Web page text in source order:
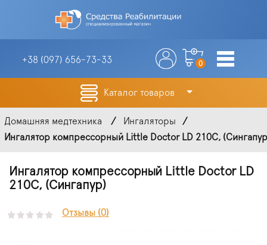
+38 (097) 656-73-33 0
Каталог товаров
Домашняя медтехника
Ингаляторы
Ингалятор компрессорный Little Doctor LD 210C,
Ингалятор компрессорный Little Doctor LD
210C, (Сингапур)
Отзывы (0)